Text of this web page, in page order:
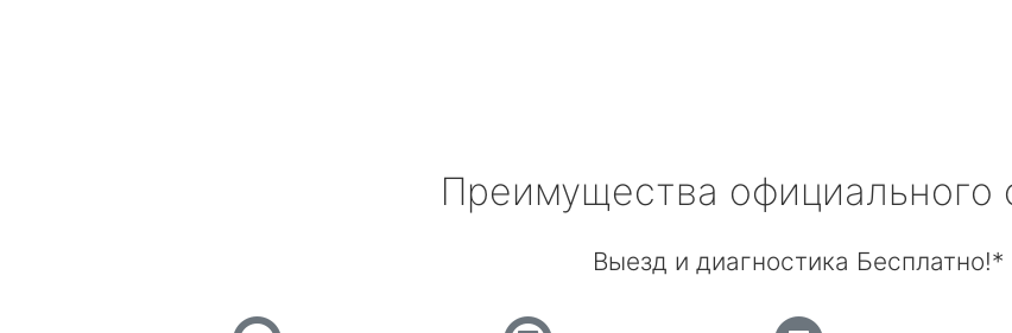
Преимущества официального
Выезд и диагностика Бесплатно!*